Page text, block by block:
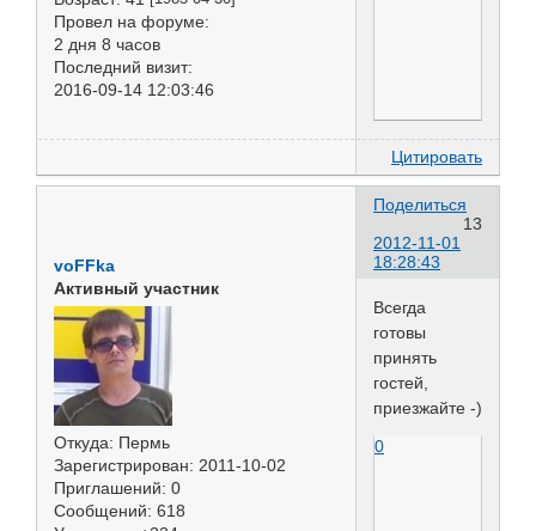
Провел на форуме:
2 дня 8 часов
Последний визит:
2016-09-14 12:03:46
Цитировать
Поделиться
13
2012-11-01
18:28:43
voFFka
Активный участник
Откуда: Пермь
Зарегистрирован: 2011-10-02
Приглашений: 0
Сообщений: 618
Всегда
готовы
принять
гостей,
приезжайте -)
0